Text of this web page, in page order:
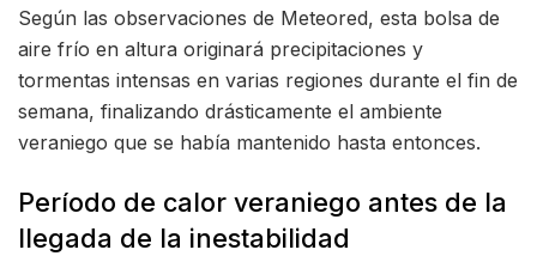
Según las observaciones de Meteored, esta bolsa de
aire frío en altura originará precipitaciones y
tormentas intensas en varias regiones durante el fin de
semana, finalizando drásticamente el ambiente
veraniego que se había mantenido hasta entonces.
Período de calor veraniego antes de la
llegada de la inestabilidad